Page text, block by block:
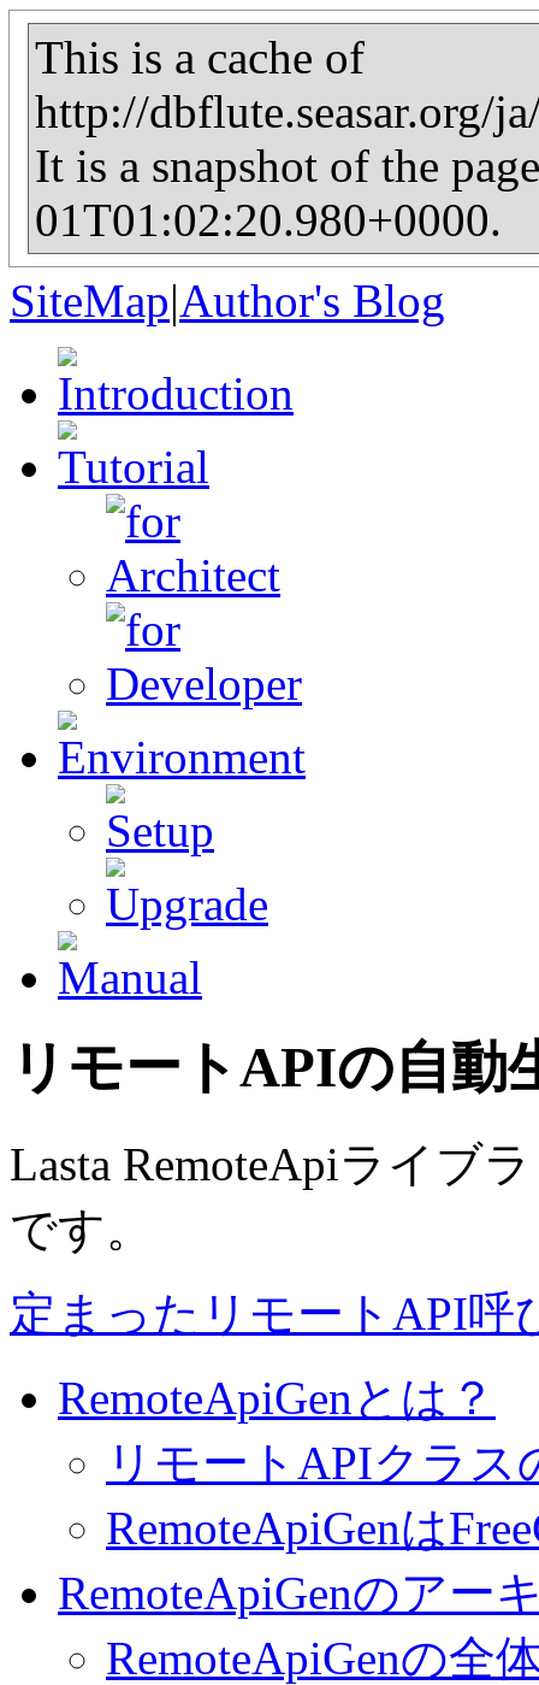
This is a cache of
http://dbflute.seasar.org/
It is a snapshot of the
01T01:02:20.980+0000.
SiteMap|Author's Blog
リモートAPIの自動
Lasta RemoteApiライブ
です。
定まったリモートAPI呼
RemoteApiGenとは？
リモートAPIクラス
RemoteApiGenは
RemoteApiGenのアー
RemoteApiGenの全